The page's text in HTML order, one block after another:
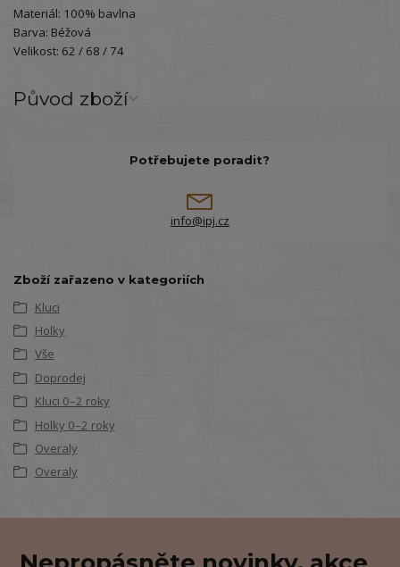
Materiál: 100% bavlna
Barva: Béžová
Velikost: 62 / 68 / 74
Původ zboží
Potřebujete poradit?
info@ipj.cz
Zboží zařazeno v kategoriích
Kluci
Holky
Vše
Doprodej
Kluci 0–2 roky
Holky 0–2 roky
Overaly
Overaly